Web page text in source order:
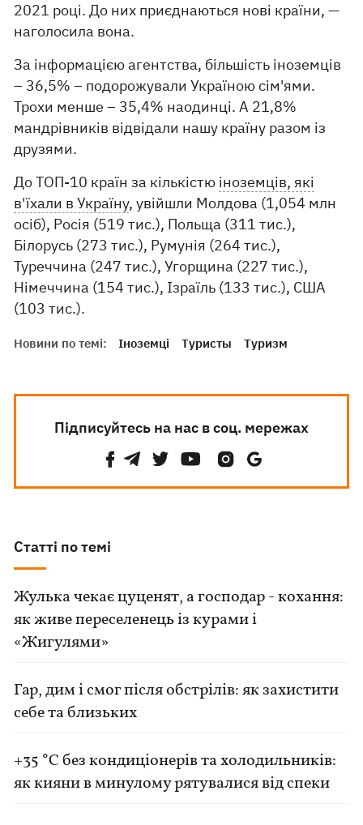
2021 році. До них приєднаються нові країни, —
наголосила вона.
За інформацією агентства, більшість іноземців
– 36,5% – подорожували Україною сім'ями.
Трохи менше – 35,4% наодинці. А 21,8%
мандрівників відвідали нашу країну разом із
друзями.
До ТОП-10 країн за кількістю іноземців, які
в'їхали в Україну, увійшли Молдова (1,054 млн
осіб), Росія (519 тис.), Польща (311 тис.),
Білорусь (273 тис.), Румунія (264 тис.),
Туреччина (247 тис.), Угорщина (227 тис.),
Німеччина (154 тис.), Ізраїль (133 тис.), США
(103 тис.).
Новини по темі: Іноземці Туристы Туризм
Підписуйтесь на нас в соц. мережах
Статті по темі
Жулька чекає цуценят, а господар - кохання:
як живе переселенець із курами і
«Жигулями»
Гар, дим і смог після обстрілів: як захистити
себе та близьких
+35 °C без кондиціонерів та холодильників:
як кияни в минулому рятувалися від спеки